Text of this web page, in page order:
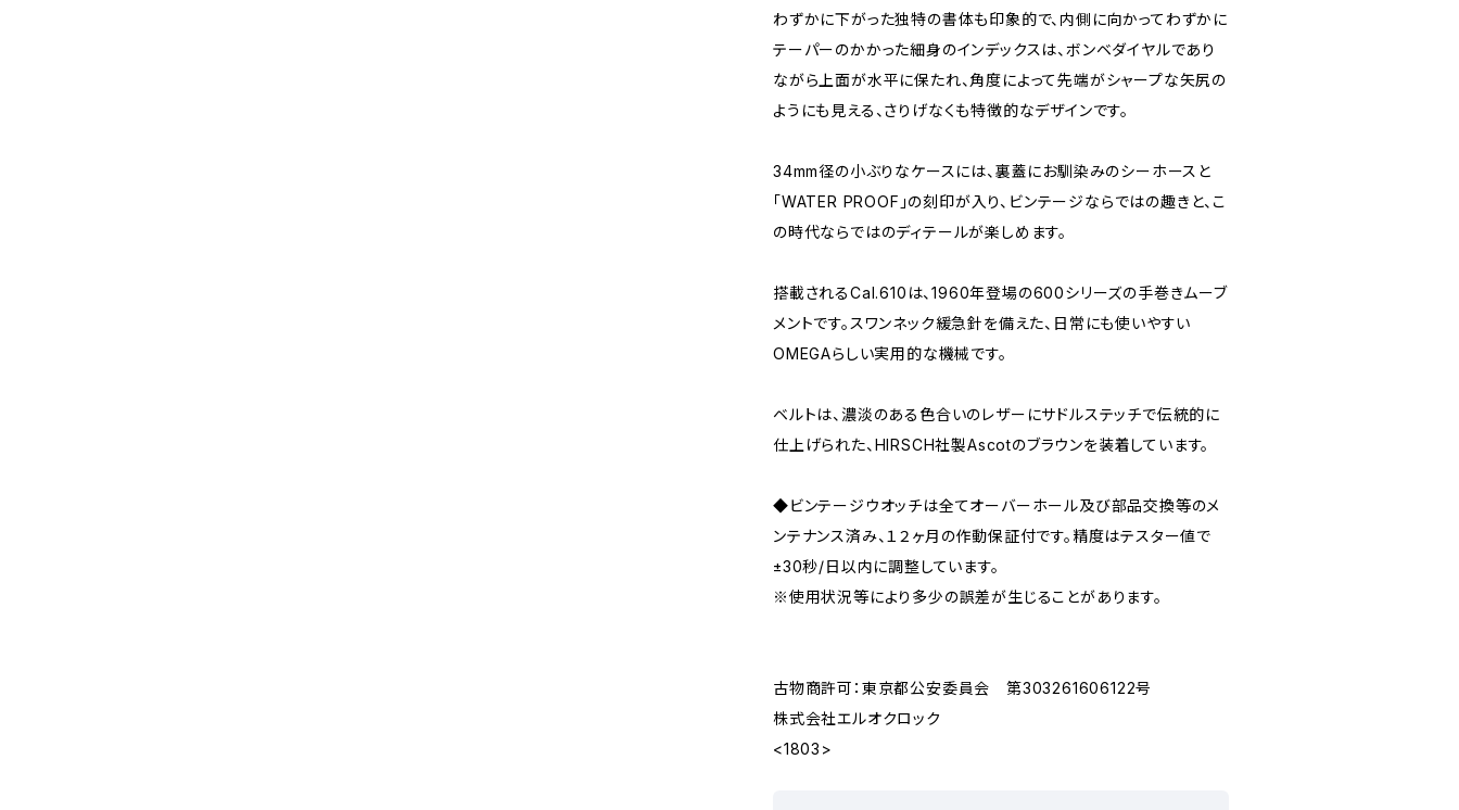
わずかに下がった独特の書体も印象的で、内側に向かってわずかに
テーパーのかかった細身のインデックスは、ボンベダイヤルであり
ながら上面が水平に保たれ、角度によって先端がシャープな矢尻の
ようにも見える、さりげなくも特徴的なデザインです。
34mm径の小ぶりなケースには、裏蓋にお馴染みのシーホースと
「WATER PROOF」の刻印が入り、ビンテージならではの趣きと、こ
の時代ならではのディテールが楽しめます。
搭載されるCal.610は、1960年登場の600シリーズの手巻きムーブ
メントです。スワンネック緩急針を備えた、日常にも使いやすい
OMEGAらしい実用的な機械です。
ベルトは、濃淡のある色合いのレザーにサドルステッチで伝統的に
仕上げられた、HIRSCH社製Ascotのブラウンを装着しています。
◆ビンテージウオッチは全てオーバーホール及び部品交換等のメ
ンテナンス済み、１２ヶ月の作動保証付です。精度はテスター値で
±30秒/日以内に調整しています。
※使用状況等により多少の誤差が生じることがあります。
古物商許可：東京都公安委員会 第303261606122号
株式会社エルオクロック
<1803>